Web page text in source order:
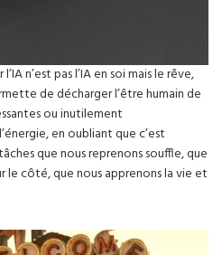
n’est pas l’IA en soi mais le rêve,
de décharger l’être humain de
ou inutilement
en oubliant que c’est
que nous reprenons souffle, que
le côté, que nous apprenons la vie et